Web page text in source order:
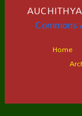
Commons
Home